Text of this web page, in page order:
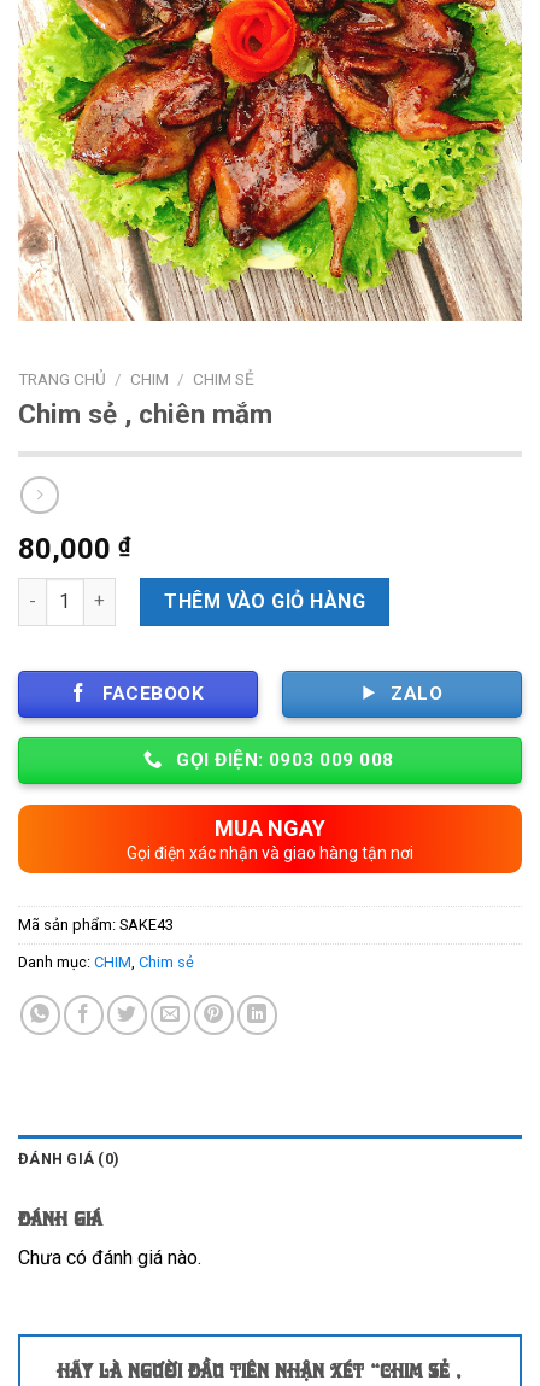
TRANG CHỦ / CHIM / CHIM SẺ
Chim sẻ , chiên mắm
80,000 ₫
Số lượng THÊM VÀO GIỎ HÀNG
FACEBOOK ZALO
GỌI ĐIỆN: 0903 009 008
MUA NGAY
Gọi điện xác nhận và giao hàng tận nơi
Mã sản phẩm: SAKE43
Danh mục: CHIM Chim sẻ
ĐÁNH GIÁ (0)
Đánh giá
Chưa có đánh giá nào.
Hãy là người đầu tiên nhận xét “Chim sẻ ,